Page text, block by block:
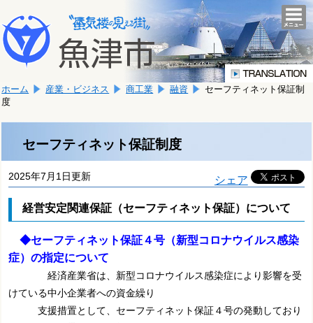
文
へ
移
ま
す。
こ
か
文
で
す。
ホーム 産業・ビジネス 商工業 融資
セーフティネット保証制
度
セーフティネット保証制度
シェア
2025年7月1日更新
経営安定関連保証（セーフティネット保証）について
◆セーフティネット保証４号（新型コロナウイルス感染
症）の指定について
経済産業省は、新型コロナウイルス感染症により影響を受
けている中小企業者への資金繰り
支援措置として、 セーフティネット保証４号の発動しており